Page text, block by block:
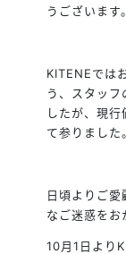
うございます。
KITENEでは
う、スタッ
したが、現
て参りました
日頃よりご
なご迷惑をお
10月1日より